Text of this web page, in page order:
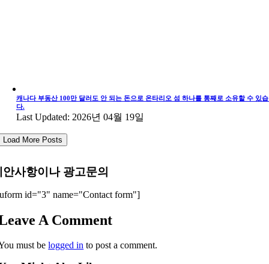
캐나다 부동산 100만 달러도 안 되는 돈으로 온타리오 섬 하나를 통째로 소유할 수 있
다.
Last Updated: 2026년 04월 19일
Load More Posts
안사항이나 광고문의
id="3" name="Contact form"]
A Comment
must belogged in to post a comment.